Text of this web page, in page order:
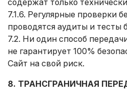
7.1.6. Регулярные проверки
проводятся аудиты и тесты
7.2. Ни один способ
не гарантирует 100%
Сайт на свой риск.
8. ТРАНСГРАНИЧНАЯ